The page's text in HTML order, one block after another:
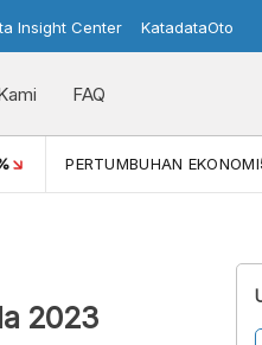
Insight Center KatadataOto
FAQ
PERTUMBUHAN EKONOMI
2023